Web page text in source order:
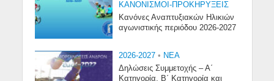
ΚΑΝΟΝΙΣΜΟΙ-ΠΡΟΚΗΡΥΞΕΙΣ
Κανόνες Αναπτυξιακών Ηλικιών
αγωνιστικής περιόδου 2026-2027
2026-2027 • NEA
Δηλώσεις Συμμετοχής – Α΄
Κατηγορία, Β΄ Κατηγορία και